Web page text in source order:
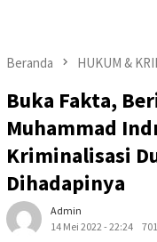
Beranda HUKUM &
Buka Fakta,
Muhammad
Kriminalisasi
Dihadapinya
Admin
14 Mei 2022 - 22:24